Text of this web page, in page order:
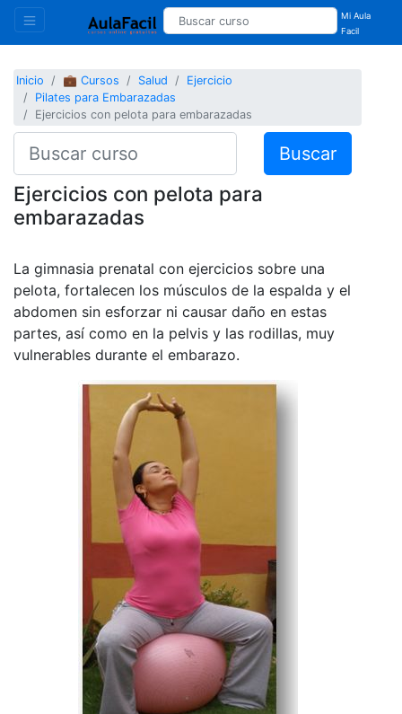
Mi Aula
Facil
Inicio 💼 Cursos Salud
Ejercicio
Pilates para Embarazadas
Ejercicios con pelota para embarazadas
Buscar
Ejercicios con pelota para
embarazadas
La gimnasia prenatal con ejercicios sobre una
pelota, fortalecen los músculos de la espalda y el
abdomen sin esforzar ni causar daño en estas
partes, así como en la pelvis y las rodillas, muy
vulnerables durante el embarazo.